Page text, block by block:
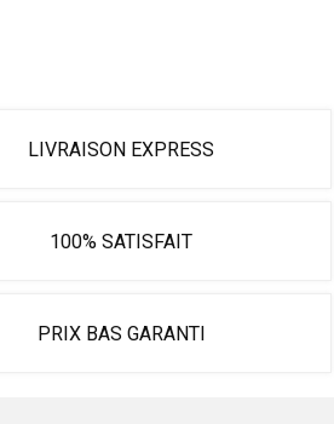
LIVRAISON EXPRESS
100% SATISFAIT
PRIX BAS GARANTI